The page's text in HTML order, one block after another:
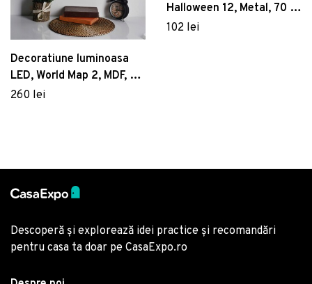
Decoratiune luminoasa
LED, World Map 2, MDF, 60
LED-uri, Roz
260 lei
Halloween 12, Metal, 70 x
17 cm, Negru
102 lei
Descoperă și explorează idei practice și recomandări
pentru casa ta doar pe CasaExpo.ro